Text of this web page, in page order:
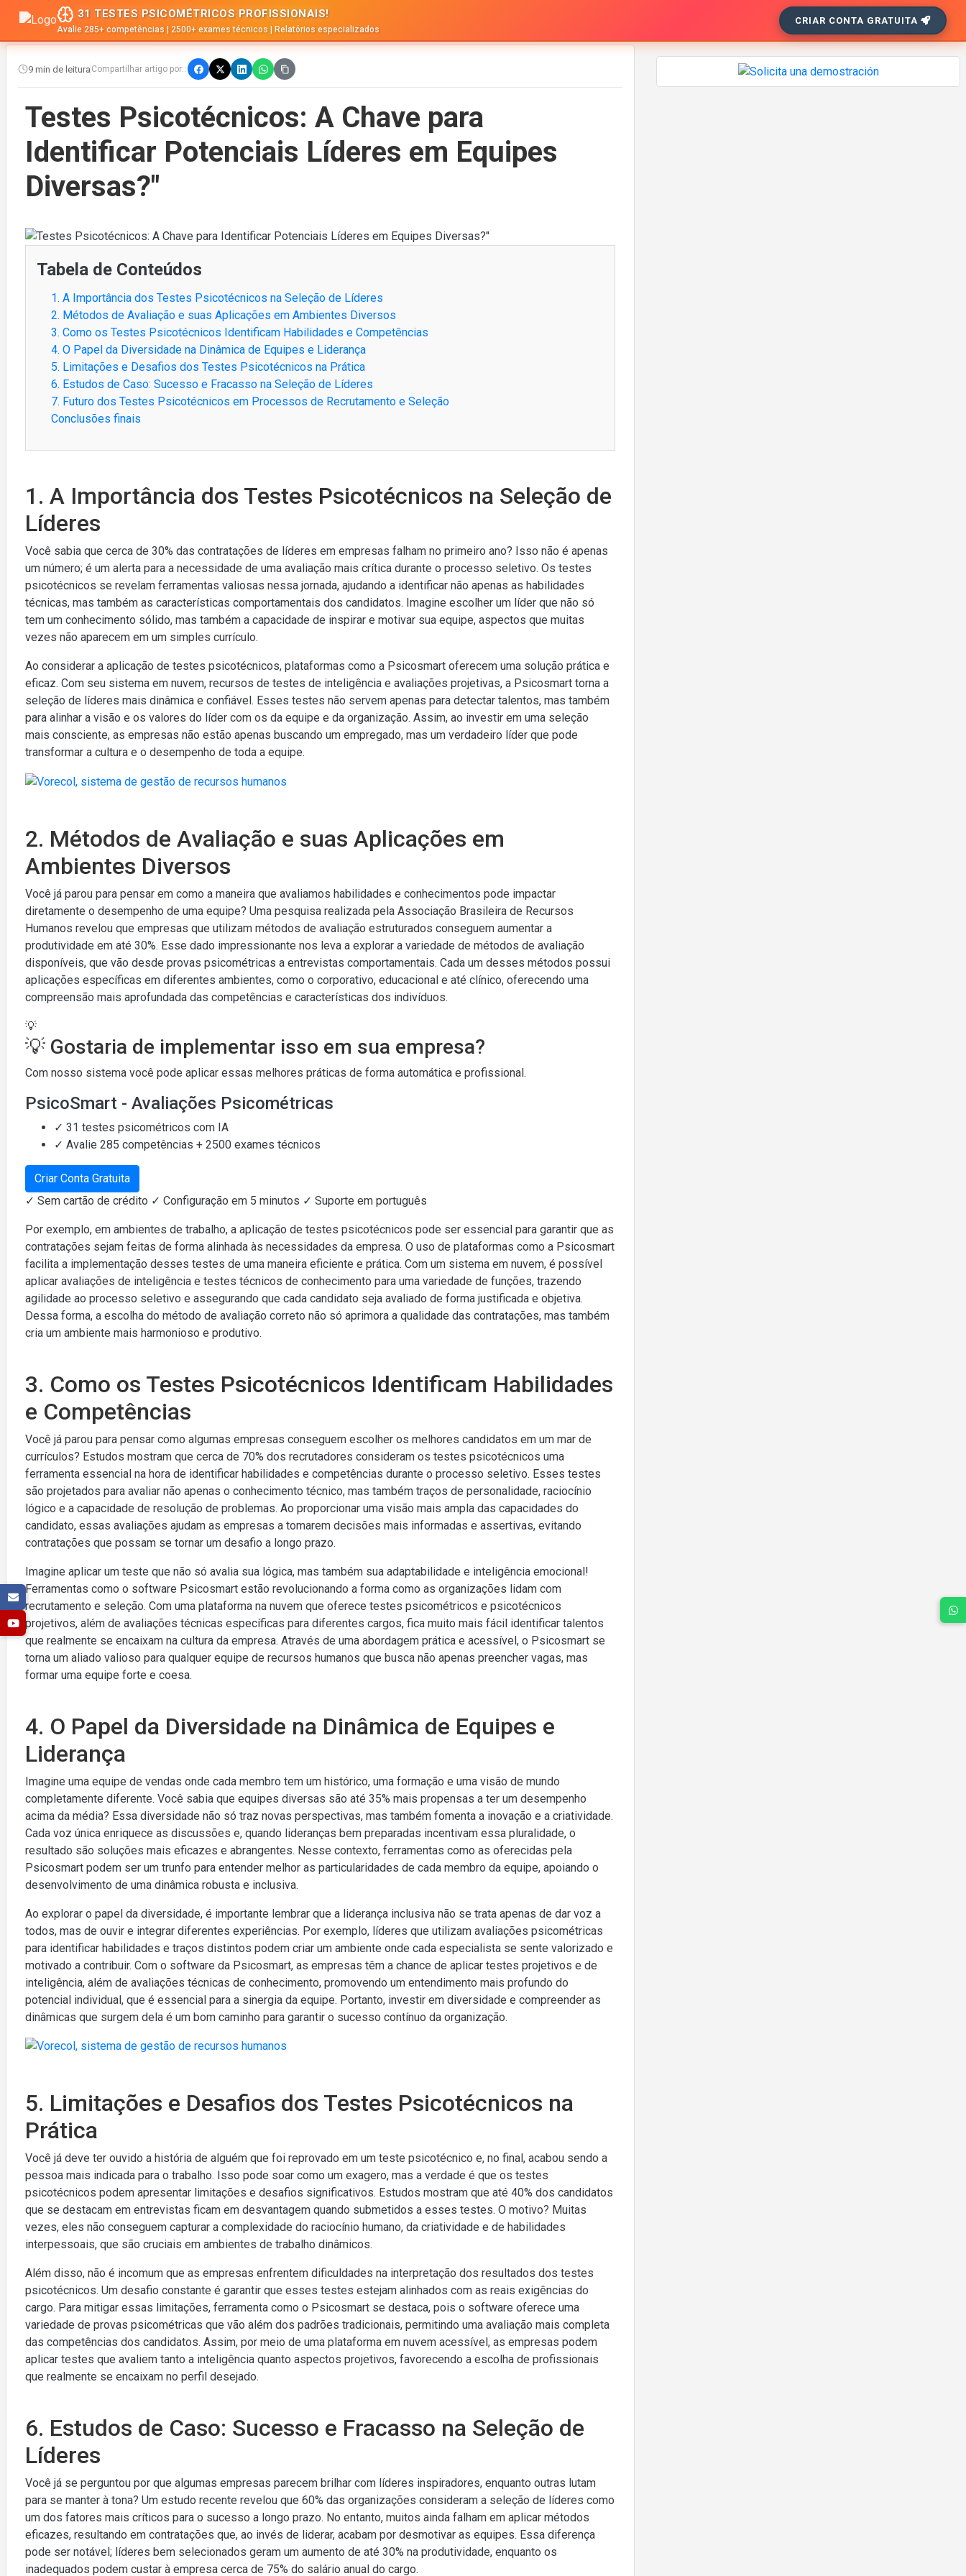
31 TESTES PSICOMÉTRICOS PROFISSIONAIS!
Avalie 285+ competências | 2500+ exames técnicos | Relatórios especializados
CRIAR CONTA GRATUITA
9 min de leitura Compartilhar artigo por::
Testes Psicotécnicos: A Chave para
Identificar Potenciais Líderes em Equipes
Diversas?"
Tabela de Conteúdos
1. A Importância dos Testes Psicotécnicos na Seleção de Líderes
2. Métodos de Avaliação e suas Aplicações em Ambientes Diversos
3. Como os Testes Psicotécnicos Identificam Habilidades e Competências
4. O Papel da Diversidade na Dinâmica de Equipes e Liderança
5. Limitações e Desafios dos Testes Psicotécnicos na Prática
6. Estudos de Caso: Sucesso e Fracasso na Seleção de Líderes
7. Futuro dos Testes Psicotécnicos em Processos de Recrutamento e Seleção
Conclusões finais
1. A Importância dos Testes Psicotécnicos na Seleção de
Líderes
Você sabia que cerca de 30% das contratações de líderes em empresas falham no primeiro ano? Isso não é apenas
um número; é um alerta para a necessidade de uma avaliação mais crítica durante o processo seletivo. Os testes
psicotécnicos se revelam ferramentas valiosas nessa jornada, ajudando a identificar não apenas as habilidades
técnicas, mas também as características comportamentais dos candidatos. Imagine escolher um líder que não só
tem um conhecimento sólido, mas também a capacidade de inspirar e motivar sua equipe, aspectos que muitas
vezes não aparecem em um simples currículo.
Ao considerar a aplicação de testes psicotécnicos, plataformas como a Psicosmart oferecem uma solução prática e
eficaz. Com seu sistema em nuvem, recursos de testes de inteligência e avaliações projetivas, a Psicosmart torna a
seleção de líderes mais dinâmica e confiável. Esses testes não servem apenas para detectar talentos, mas também
para alinhar a visão e os valores do líder com os da equipe e da organização. Assim, ao investir em uma seleção
mais consciente, as empresas não estão apenas buscando um empregado, mas um verdadeiro líder que pode
transformar a cultura e o desempenho de toda a equipe.
2. Métodos de Avaliação e suas Aplicações em
Ambientes Diversos
Você já parou para pensar em como a maneira que avaliamos habilidades e conhecimentos pode impactar
diretamente o desempenho de uma equipe? Uma pesquisa realizada pela Associação Brasileira de Recursos
Humanos revelou que empresas que utilizam métodos de avaliação estruturados conseguem aumentar a
produtividade em até 30%. Esse dado impressionante nos leva a explorar a variedade de métodos de avaliação
disponíveis, que vão desde provas psicométricas a entrevistas comportamentais. Cada um desses métodos possui
aplicações específicas em diferentes ambientes, como o corporativo, educacional e até clínico, oferecendo uma
compreensão mais aprofundada das competências e características dos indivíduos.
💡
💡 Gostaria de implementar isso em sua empresa?
Com nosso sistema você pode aplicar essas melhores práticas de forma automática e profissional.
PsicoSmart - Avaliações Psicométricas
✓ 31 testes psicométricos com IA
✓ Avalie 285 competências + 2500 exames técnicos
Criar Conta Gratuita
✓ Sem cartão de crédito ✓ Configuração em 5 minutos ✓ Suporte em português
Por exemplo, em ambientes de trabalho, a aplicação de testes psicotécnicos pode ser essencial para garantir que as
contratações sejam feitas de forma alinhada às necessidades da empresa. O uso de plataformas como a Psicosmart
facilita a implementação desses testes de uma maneira eficiente e prática. Com um sistema em nuvem, é possível
aplicar avaliações de inteligência e testes técnicos de conhecimento para uma variedade de funções, trazendo
agilidade ao processo seletivo e assegurando que cada candidato seja avaliado de forma justificada e objetiva.
Dessa forma, a escolha do método de avaliação correto não só aprimora a qualidade das contratações, mas também
cria um ambiente mais harmonioso e produtivo.
3. Como os Testes Psicotécnicos Identificam Habilidades
e Competências
Você já parou para pensar como algumas empresas conseguem escolher os melhores candidatos em um mar de
currículos? Estudos mostram que cerca de 70% dos recrutadores consideram os testes psicotécnicos uma
ferramenta essencial na hora de identificar habilidades e competências durante o processo seletivo. Esses testes
são projetados para avaliar não apenas o conhecimento técnico, mas também traços de personalidade, raciocínio
lógico e a capacidade de resolução de problemas. Ao proporcionar uma visão mais ampla das capacidades do
candidato, essas avaliações ajudam as empresas a tomarem decisões mais informadas e assertivas, evitando
contratações que possam se tornar um desafio a longo prazo.
Imagine aplicar um teste que não só avalia sua lógica, mas também sua adaptabilidade e inteligência emocional!
Ferramentas como o software Psicosmart estão revolucionando a forma como as organizações lidam com
recrutamento e seleção. Com uma plataforma na nuvem que oferece testes psicométricos e psicotécnicos
projetivos, além de avaliações técnicas específicas para diferentes cargos, fica muito mais fácil identificar talentos
que realmente se encaixam na cultura da empresa. Através de uma abordagem prática e acessível, o Psicosmart se
torna um aliado valioso para qualquer equipe de recursos humanos que busca não apenas preencher vagas, mas
formar uma equipe forte e coesa.
4. O Papel da Diversidade na Dinâmica de Equipes e
Liderança
Imagine uma equipe de vendas onde cada membro tem um histórico, uma formação e uma visão de mundo
completamente diferente. Você sabia que equipes diversas são até 35% mais propensas a ter um desempenho
acima da média? Essa diversidade não só traz novas perspectivas, mas também fomenta a inovação e a criatividade.
Cada voz única enriquece as discussões e, quando lideranças bem preparadas incentivam essa pluralidade, o
resultado são soluções mais eficazes e abrangentes. Nesse contexto, ferramentas como as oferecidas pela
Psicosmart podem ser um trunfo para entender melhor as particularidades de cada membro da equipe, apoiando o
desenvolvimento de uma dinâmica robusta e inclusiva.
Ao explorar o papel da diversidade, é importante lembrar que a liderança inclusiva não se trata apenas de dar voz a
todos, mas de ouvir e integrar diferentes experiências. Por exemplo, líderes que utilizam avaliações psicométricas
para identificar habilidades e traços distintos podem criar um ambiente onde cada especialista se sente valorizado e
motivado a contribuir. Com o software da Psicosmart, as empresas têm a chance de aplicar testes projetivos e de
inteligência, além de avaliações técnicas de conhecimento, promovendo um entendimento mais profundo do
potencial individual, que é essencial para a sinergia da equipe. Portanto, investir em diversidade e compreender as
dinâmicas que surgem dela é um bom caminho para garantir o sucesso contínuo da organização.
5. Limitações e Desafios dos Testes Psicotécnicos na
Prática
Você já deve ter ouvido a história de alguém que foi reprovado em um teste psicotécnico e, no final, acabou sendo a
pessoa mais indicada para o trabalho. Isso pode soar como um exagero, mas a verdade é que os testes
psicotécnicos podem apresentar limitações e desafios significativos. Estudos mostram que até 40% dos candidatos
que se destacam em entrevistas ficam em desvantagem quando submetidos a esses testes. O motivo? Muitas
vezes, eles não conseguem capturar a complexidade do raciocínio humano, da criatividade e de habilidades
interpessoais, que são cruciais em ambientes de trabalho dinâmicos.
Além disso, não é incomum que as empresas enfrentem dificuldades na interpretação dos resultados dos testes
psicotécnicos. Um desafio constante é garantir que esses testes estejam alinhados com as reais exigências do
cargo. Para mitigar essas limitações, ferramenta como o Psicosmart se destaca, pois o software oferece uma
variedade de provas psicométricas que vão além dos padrões tradicionais, permitindo uma avaliação mais completa
das competências dos candidatos. Assim, por meio de uma plataforma em nuvem acessível, as empresas podem
aplicar testes que avaliem tanto a inteligência quanto aspectos projetivos, favorecendo a escolha de profissionais
que realmente se encaixam no perfil desejado.
6. Estudos de Caso: Sucesso e Fracasso na Seleção de
Líderes
Você já se perguntou por que algumas empresas parecem brilhar com líderes inspiradores, enquanto outras lutam
para se manter à tona? Um estudo recente revelou que 60% das organizações consideram a seleção de líderes como
um dos fatores mais críticos para o sucesso a longo prazo. No entanto, muitos ainda falham em aplicar métodos
eficazes, resultando em contratações que, ao invés de liderar, acabam por desmotivar as equipes. Essa diferença
pode ser notável; líderes bem selecionados geram um aumento de até 30% na produtividade, enquanto os
inadequados podem custar à empresa cerca de 75% do salário anual do cargo.